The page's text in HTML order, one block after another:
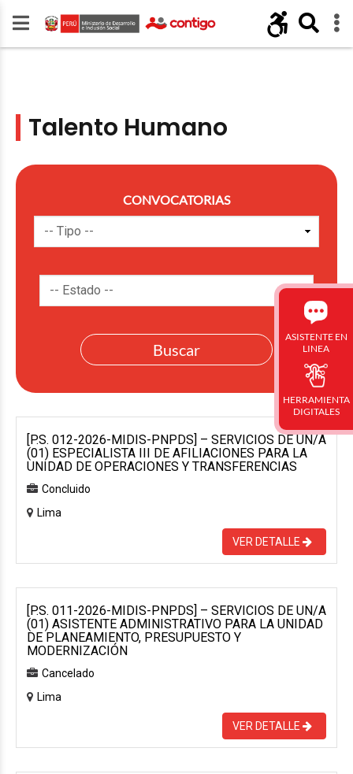
Talento Humano
CONVOCATORIAS
[P.S. 012-2026-MIDIS-PNPDS] – SERVICIOS DE UN/A
(01) ESPECIALISTA III DE AFILIACIONES PARA LA
UNIDAD DE OPERACIONES Y TRANSFERENCIAS
Concluido
Lima
VER DETALLE
[P.S. 011-2026-MIDIS-PNPDS] – SERVICIOS DE UN/A
(01) ASISTENTE ADMINISTRATIVO PARA LA UNIDAD
DE PLANEAMIENTO, PRESUPUESTO Y
MODERNIZACIÓN
Cancelado
Lima
VER DETALLE
ASISTENTE EN
LINEA
HERRAMIENTA
DIGITALES